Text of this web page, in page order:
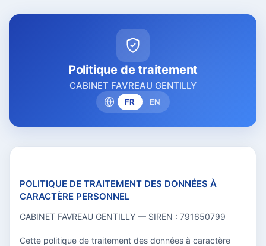
Politique de traitement
CABINET FAVREAU GENTILLY
FR EN
POLITIQUE DE TRAITEMENT DES DONNÉES À
CARACTÈRE PERSONNEL
CABINET FAVREAU GENTILLY — SIREN : 791650799
Cette politique de traitement des données à caractère